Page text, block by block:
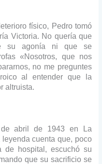
físico, Pedro tomó
Victoria. No quería que
su agonía ni que se
«Nosotros, que nos
no me preguntes
al entender que la
altruista.
abril de 1943 en La
cuenta que, poco
de hospital, escuchó su
que su sacrificio se